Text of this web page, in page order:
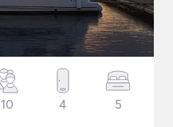
10 4 5